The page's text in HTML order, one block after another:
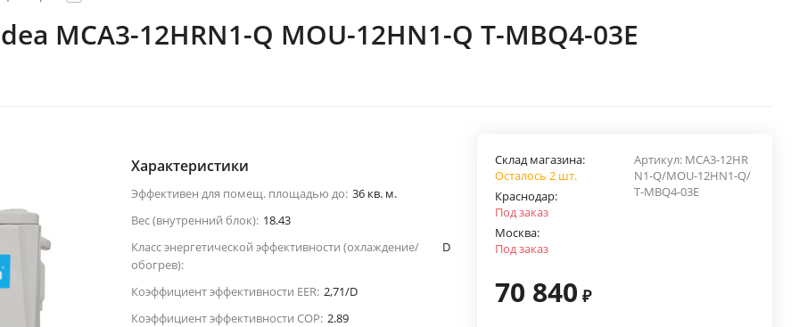
MCA3-12HRN1-Q MOU-12HN1-Q T-MBQ4-03E
Характеристики
Эффективен для помещ. площадью до: 36 кв. м.
Вес (внутренний блок): 18.43
Класс энергетической эффективности (охлаждение/
обогрев):
D
Коэффициент эффективности EER: 2,71/D
Коэффициент эффективности COP: 2.89
Артикул: MCA3-12HR
N1-Q/MOU-12HN1-Q/
T-MBQ4-03E
Склад магазина:
Осталось 2 шт.
Краснодар:
Под заказ
Москва:
Под заказ
70 840 ₽